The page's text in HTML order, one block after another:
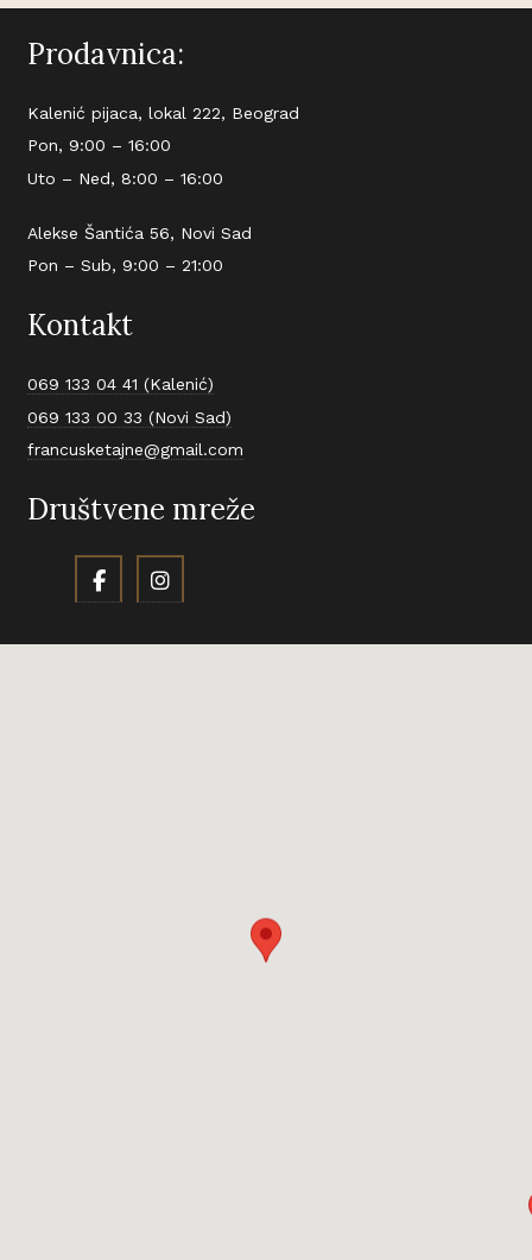
Prodavnica:
Kalenić pijaca, lokal 222, Beograd
Pon, 9:00 – 16:00
Uto – Ned, 8:00 – 16:00
Alekse Šantića 56, Novi Sad
Pon – Sub, 9:00 – 21:00
Kontakt
069 133 04 41 (Kalenić)
069 133 00 33 (Novi Sad)
francusketajne@gmail.com
Društvene mreže